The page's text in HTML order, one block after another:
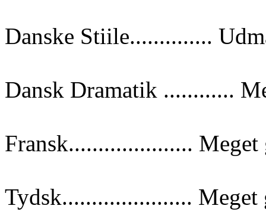
Danske Stiile..............
Dansk Dramatik ............
Fransk..................... Meget
Tydsk...................... Meget